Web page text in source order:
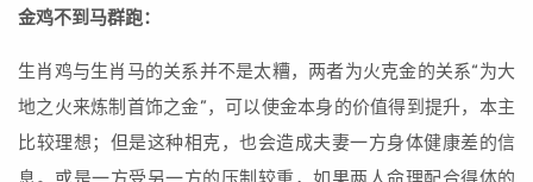
金鸡不到马群跑：
生肖鸡与生肖马的关系并不是太糟，两者为火克金的关系“为大
地之火来炼制首饰之金”，可以使金本身的价值得到提升，本主
比较理想；但是这种相克，也会造成夫妻一方身体健康差的信